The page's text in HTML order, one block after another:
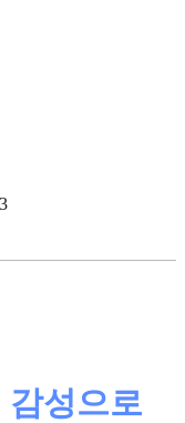
성으로